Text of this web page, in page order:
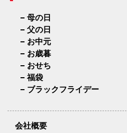
母の日
父の日
お中元
お歳暮
おせち
福袋
ブラックフライデー
会社概要